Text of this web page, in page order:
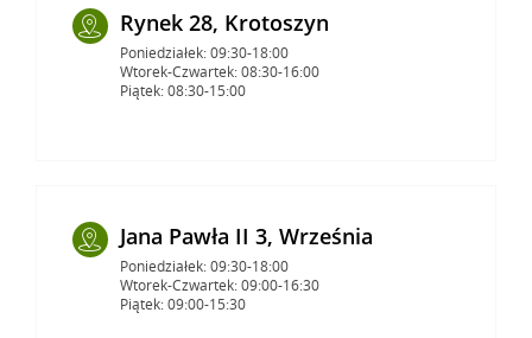
Rynek 28, Krotoszyn
Poniedziałek: 09:30-18:00
Wtorek-Czwartek: 08:30-16:00
Piątek: 08:30-15:00
Jana Pawła II 3, Września
Poniedziałek: 09:30-18:00
Wtorek-Czwartek: 09:00-16:30
Piątek: 09:00-15:30